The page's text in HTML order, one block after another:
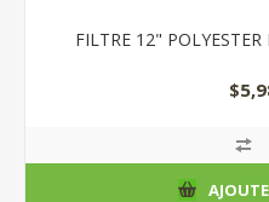
FILTRE 12"